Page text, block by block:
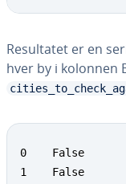
Resultatet er en
hver by i kolonnen
0    False
1    False